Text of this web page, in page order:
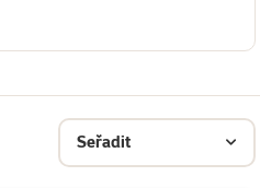
Seřadit